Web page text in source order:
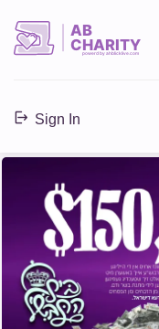
AB
CHARITY
powerd by ahblicklive.com
Sign In